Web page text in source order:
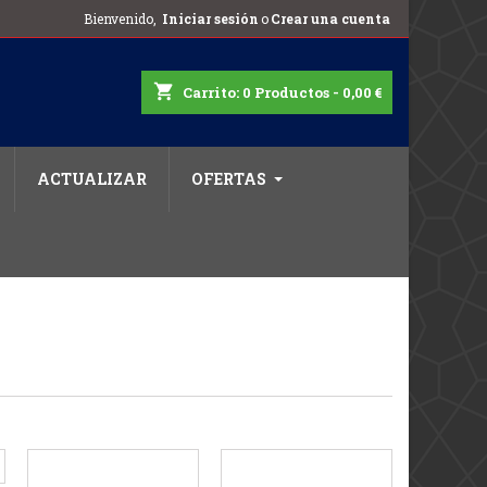
Bienvenido, Iniciar sesiónoCrear una cuenta
shopping_cart Carrito: 0 Productos - 0,00 €
ACTUALIZAR OFERTAS